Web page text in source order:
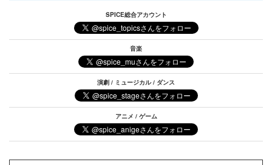
SPICE総合アカウント
音楽
演劇 / ミュージカル / ダンス
アニメ / ゲーム